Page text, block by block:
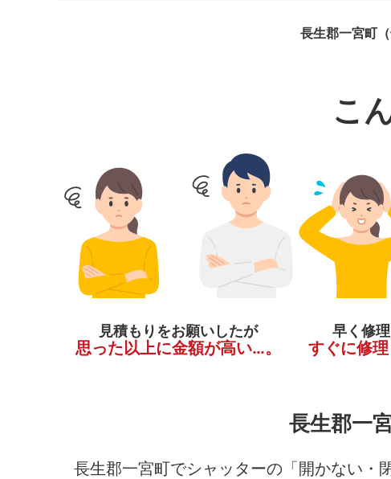
長生郡一宮町
こ
見積もりをお願いしたが
思った以上に金額が高い…。
早く修
すぐに修
長生郡一
長生郡一宮町でシャッターの「開かない・